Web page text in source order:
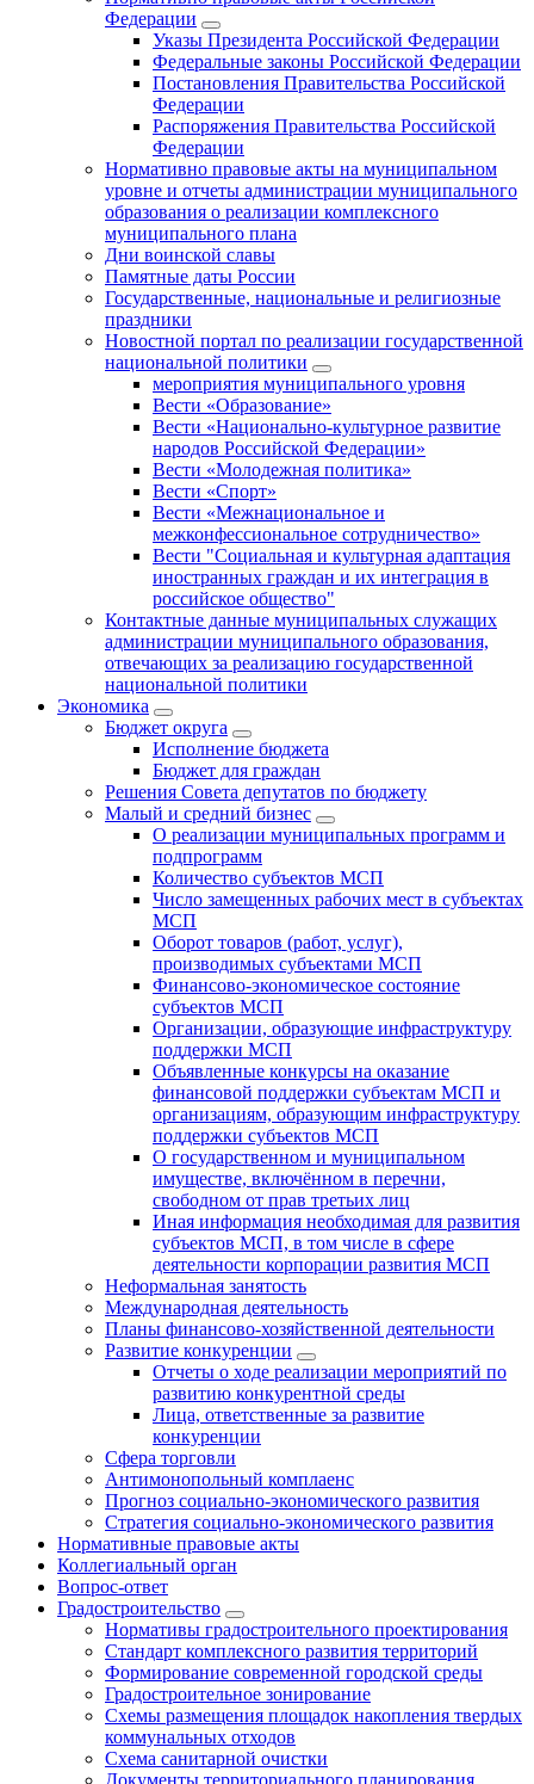
Федерации
Указы Президента Российской Федерации
Федеральные законы Российской Федерации
Постановления Правительства Российской
Федерации
Распоряжения Правительства Российской
Федерации
Нормативно правовые акты на муниципальном
уровне и отчеты администрации муниципального
образования о реализации комплексного
муниципального плана
Дни воинской славы
Памятные даты России
Государственные, национальные и религиозные
праздники
Новостной портал по реализации государственной
национальной политики
мероприятия муниципального уровня
Вести «Образование»
Вести «Национально-культурное развитие
народов Российской Федерации»
Вести «Молодежная политика»
Вести «Спорт»
Вести «Межнациональное и
межконфессиональное сотрудничество»
Вести "Социальная и культурная адаптация
иностранных граждан и их интеграция в
российское общество"
Контактные данные муниципальных служащих
администрации муниципального образования,
отвечающих за реализацию государственной
национальной политики
Экономика
Бюджет округa
Исполнение бюджета
Бюджет для граждан
Решения Совета депутатов по бюджету
Малый и средний бизнес
О реализации муниципальных программ и
подпрограмм
Количество субъектов МСП
Число замещенных рабочих мест в субъектах
МСП
Оборот товаров (работ, услуг),
производимых субъектами МСП
Финансово-экономическое состояние
субъектов МСП
Организации, образующие инфраструктуру
поддержки МСП
Объявленные конкурсы на оказание
финансовой поддержки субъектам МСП и
организациям, образующим инфраструктуру
поддержки субъектов МСП
О государственном и муниципальном
имуществе, включённом в перечни,
свободном от прав третьих лиц
Иная информация необходимая для развития
субъектов МСП, в том числе в сфере
деятельности корпорации развития МСП
Неформальная занятость
Международная деятельность
Планы финансово-хозяйственной деятельности
Развитие конкуренции
Отчеты о ходе реализации мероприятий по
развитию конкурентной среды
Лица, ответственные за развитие
конкуренции
Сфера торговли
Антимонопольный комплаенс
Прогноз социально-экономического развития
Стратегия социально-экономического развития
Нормативные правовые акты
Коллегиальный орган
Вопрос-ответ
Градостроительство
Нормативы градостроительного проектирования
Стандарт комплексного развития территорий
Формирование современной городской среды
Градостроительное зонирование
Схемы размещения площадок накопления твердых
коммунальных отходов
Схема санитарной очистки
Документы территориального планирования